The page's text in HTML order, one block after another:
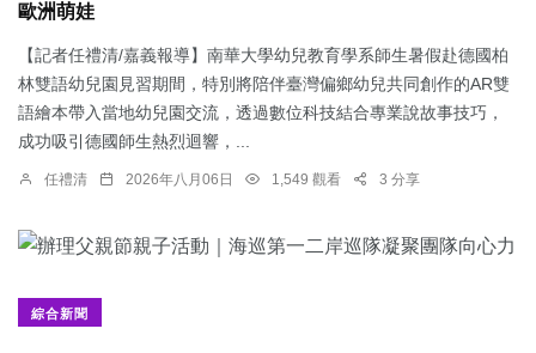
歐洲萌娃
【記者任禮清/嘉義報導】南華大學幼兒教育學系師生暑假赴德國柏
林雙語幼兒園見習期間，特別將陪伴臺灣偏鄉幼兒共同創作的AR雙
語繪本帶入當地幼兒園交流，透過數位科技結合專業說故事技巧，
成功吸引德國師生熱烈迴響，...
任禮清 2026年八月06日 1,549 觀看 3 分享
綜合新聞